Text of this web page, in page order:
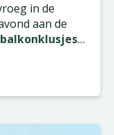
in de
aan de